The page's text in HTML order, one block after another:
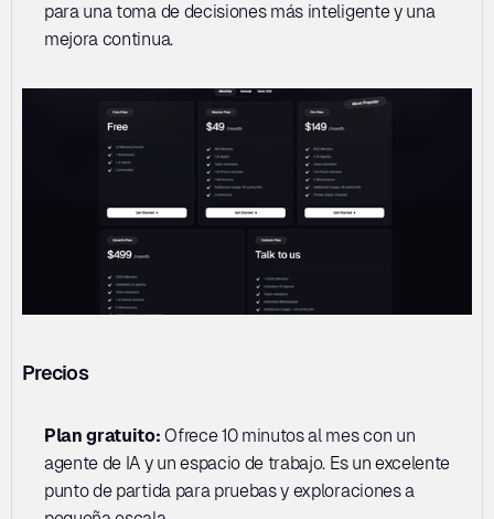
para una toma de decisiones más inteligente y una
mejora continua.
Precios
Plan gratuito: Ofrece 10 minutos al mes con un
agente de IA y un espacio de trabajo. Es un excelente
punto de partida para pruebas y exploraciones a